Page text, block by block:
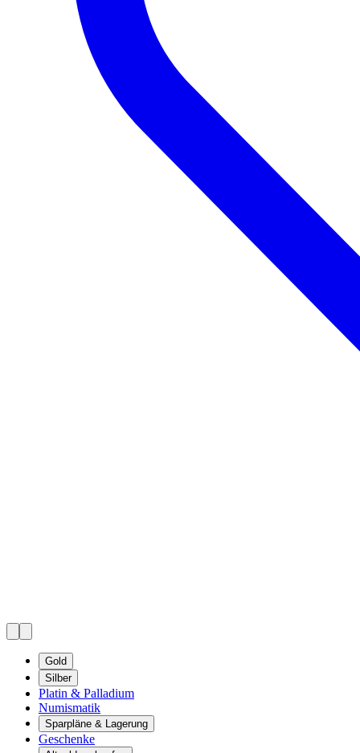
Gold
Silber
Platin & Palladium
Numismatik
Sparpläne & Lagerung
Geschenke